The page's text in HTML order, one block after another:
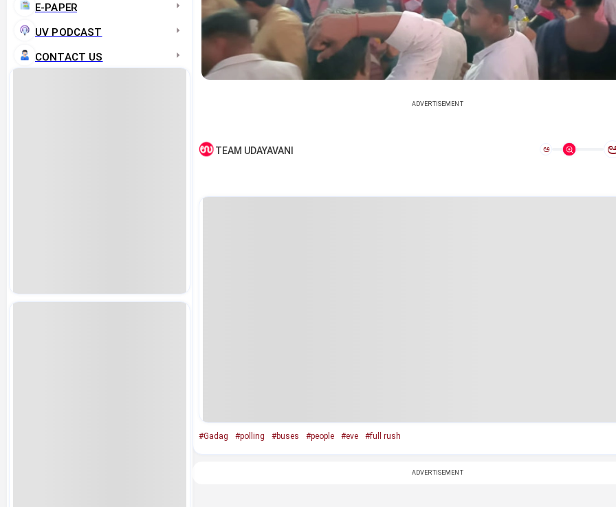
E-PAPER
UV PODCAST
CONTACT US
ADVERTISEMENT
TEAM UDAYAVANI ಅ
#Gadag #polling #buses #people #eve #full rush
ADVERTISEMENT